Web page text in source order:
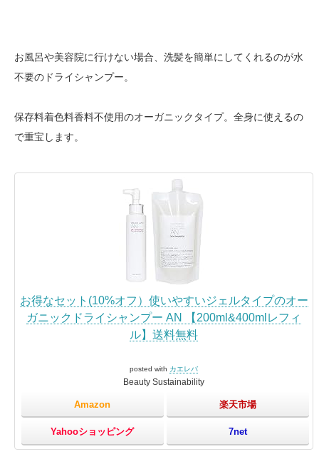
お風呂や美容院に行けない場合、洗髪を簡単にしてくれるのが水
不要のドライシャンプー。
保存料着色料香料不使用のオーガニックタイプ。全身に使えるの
で重宝します。
お得なセット(10%オフ）使いやすいジェルタイプのオー
ガニックドライシャンプー AN 【200ml&400mlレフィ
ル】送料無料
posted with カエレバ
Beauty Sustainability
Amazon 楽天市場
Yahooショッピング 7net